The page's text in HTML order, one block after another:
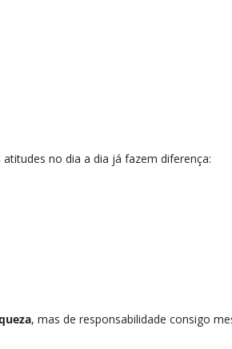
no dia a dia já fazem diferença:
, mas de responsabilidade consigo